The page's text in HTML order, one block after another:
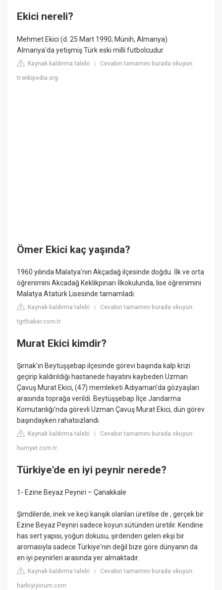
Ekici nereli?
Mehmet Ekici (d. 25 Mart 1990; Münih, Almanya)
Almanya'da yetişmiş Türk eski milli futbolcudur.
Kaynak kaldırma talebi |Cevabın tamamını burada okuyun:
tr.wikipedia.org
Ömer Ekici kaç yaşında?
1960 yılında Malatya'nın Akçadağ ilçesinde doğdu. İlk ve orta
öğrenimini Akcadağ Keklikpınarı İlkokulunda, lise öğrenimini
Malatya Atatürk Lisesinde tamamladı.
Kaynak kaldırma talebi |Cevabın tamamını burada okuyun:
tgrthaber.com.tr
Murat Ekici kimdir?
Şırnak'ın Beytüşşebap ilçesinde görevi başında kalp krizi
geçirip kaldırıldığı hastanede hayatını kaybeden Uzman
Çavuş Murat Ekici, (47) memleketi Adıyaman'da gözyaşları
arasında toprağa verildi. Beytüşşebap İlçe Jandarma
Komutanlığı'nda görevli Uzman Çavuş Murat Ekici, dün görev
başındayken rahatsızlandı.
Kaynak kaldırma talebi |Cevabın tamamını burada okuyun:
hurriyet.com.tr
Türkiye'de en iyi peynir nerede?
1- Ezine Beyaz Peyniri – Çanakkale
Şimdilerde, inek ve keçi karışık olanları üretilse de , gerçek bir
Ezine Beyaz Peyniri sadece koyun sütünden üretilir. Kendine
has sert yapısı, yoğun dokusu, şirdenden gelen ekşi bir
aromasıyla sadece Türkiye'nin değil bize göre dünyanın da
en iyi peynirleri arasında yer almaktadır.
Kaynak kaldırma talebi |Cevabın tamamını burada okuyun:
harbiyiyorum.com